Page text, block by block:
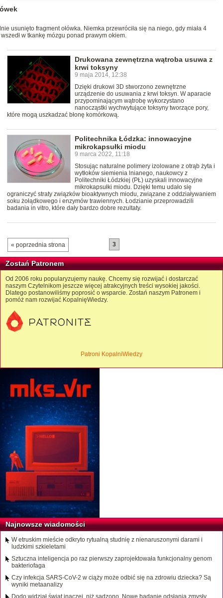
usunięto fragment ołówka. Niemka przewróciła się na niego, gdy miała 4
w tkankę mózgu ponad prawym okiem.
Drukowana zewnętrzna wątroba usuwa z
krwi toksyny
9 maja 2014, 12:38
Dzięki drukowi 3D stworzono zewnętrzne
urządzenie do usuwania z krwi toksyn. W aparacie
przypominającym wątrobę wykorzystano
nanocząstki wychwytujące toksyny tworzące pory,
które mogą uszkadzać błonę komórkową.
Politechnika Łódzka: innowacyjne
mikrokapsułki miodu
9 marca 2022, 11:18
Stosując naturalne polimery izolowane z otrąb żyta i
wytłoków siemienia lnianego, naukowcy z
Politechniki Łódzkiej (PŁ) uzyskali innowacyjne
mikrokapsułki miodu. Dzięki temu udało się
ograniczyć straty związków bioaktywnych miodu, związane z oddziaływaniem
soku żołądkowego i enzymów trawiennych. Łodzianie przeprowadzili
badania in vitro, które dały bardzo dobre rezultaty.
« poprzednia strona 3
Zostań Patronem
Od 2006 roku popularyzujemy naukę. Chcemy się rozwijać i dostarczać
naszym Czytelnikom jeszcze więcej atrakcyjnych treści wysokiej jakości.
Dlatego postanowiliśmy poprosić o wsparcie. Zostań naszym Patronem i
pomóż nam rozwijać KopalnięWiedzy.
Patroni KopalniWiedzy
Najnowsze wiadomości
W etruskim mieście odkryto rytualną studnię z nienaruszonymi darami i
ludzkimi szkieletami
Sztuczna inteligencja po raz pierwszy zaprojektowała funkcjonalny genom
bakteriofaga
Czy infekcja SARS-CoV-2 w ciąży może odbić się na zdrowiu dziecka? Są
wyniki metaanalizy